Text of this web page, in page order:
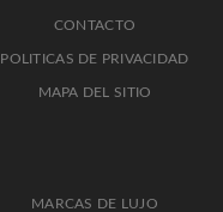
CONTACTO
POLITICAS DE PRIVACIDAD
MAPA DEL SITIO
MARCAS DE LUJO